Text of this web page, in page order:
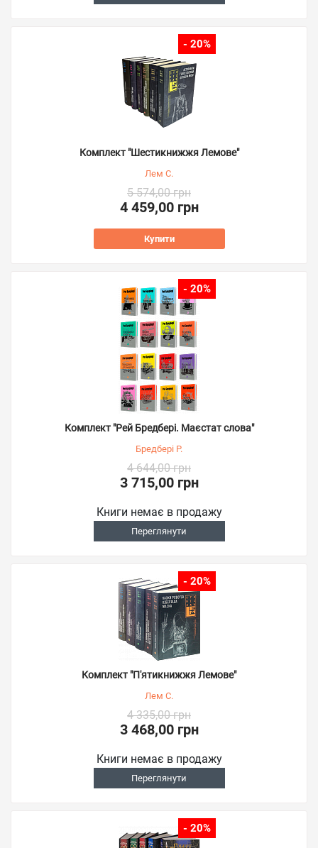
- 20%
Комплект "Шестикнижжя Лемове"
Лем С.
5 574,00 грн
4 459,00 грн
Купити
- 20%
Комплект "Рей Бредбері. Маєстат слова"
Бредбері Р.
4 644,00 грн
3 715,00 грн
Книги немає в продажу
Переглянути
- 20%
Комплект "П'ятикнижжя Лемове"
Лем С.
4 335,00 грн
3 468,00 грн
Книги немає в продажу
Переглянути
- 20%